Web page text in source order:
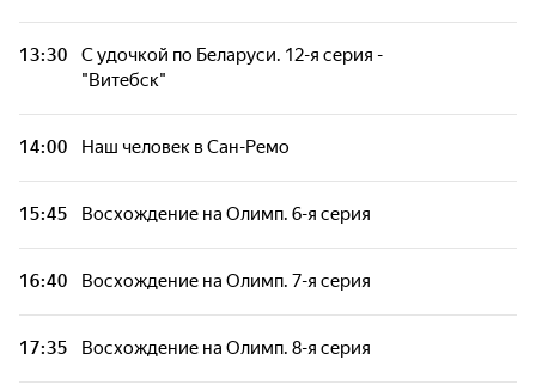
13:30
С удочкой по Беларуси. 12-я серия -
"Витебск"
14:00 Наш человек в Сан-Ремо
15:45 Восхождение на Олимп. 6-я серия
16:40 Восхождение на Олимп. 7-я серия
17:35 Восхождение на Олимп. 8-я серия